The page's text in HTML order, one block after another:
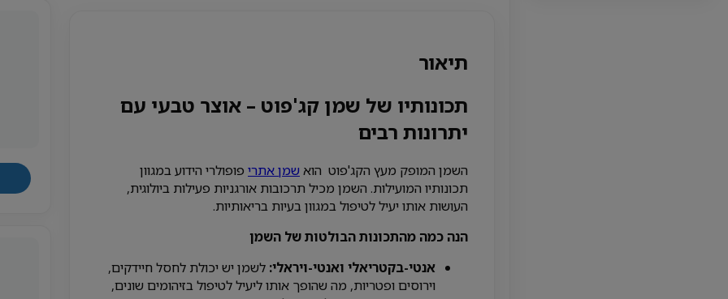
תיאור
תכונותיו של שמן קג'פוט – אוצר טבעי עם
יתרונות רבים
השמן המופק מעץ הקג'פוט הוא שמן אתרי פופולרי הידוע במגוון
תכונותיו המועילות. השמן מכיל תרכובות אורגניות פעילות ביולוגית,
העושות אותו יעיל לטיפול במגוון בעיות בריאותיות.
הנה כמה מהתכונות הבולטות של השמן
אנטי-בקטריאלי ואנטי-ויראלי: לשמן יש יכולת לחסל חיידקים,
וירוסים ופטריות, מה שהופך אותו ליעיל לטיפול בזיהומים שונים,